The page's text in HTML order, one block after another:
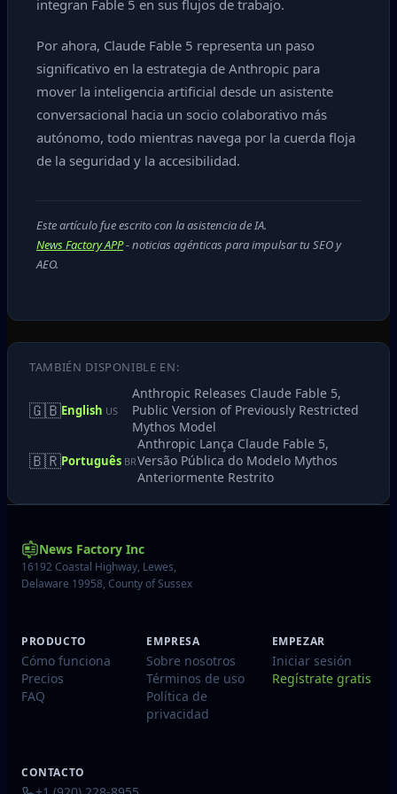
integran Fable 5 en sus flujos de trabajo.
Por ahora, Claude Fable 5 representa un paso
significativo en la estrategia de Anthropic para
mover la inteligencia artificial desde un asistente
conversacional hacia un socio colaborativo más
autónomo, todo mientras navega por la cuerda floja
de la seguridad y la accesibilidad.
Este artículo fue escrito con la asistencia de IA.
News Factory APP- noticias agénticas para impulsar tu SEO y
AEO.
TAMBIÉN DISPONIBLE EN:
🇬🇧English US
Anthropic Releases Claude Fable 5,
Public Version of Previously Restricted
Mythos Model
🇧🇷Português BR
Anthropic Lança Claude Fable 5,
Versão Pública do Modelo Mythos
Anteriormente Restrito
News Factory Inc
16192 Coastal Highway, Lewes,
Delaware 19958, County of Sussex
PRODUCTO
Cómo funciona
Precios
FAQ
EMPRESA
Sobre nosotros
Términos de uso
Política de
privacidad
EMPEZAR
Iniciar sesión
Regístrate gratis
CONTACTO